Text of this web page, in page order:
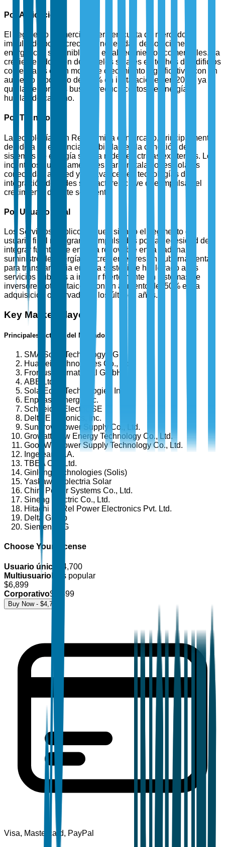
Por Aplicación
El segmento Comercial lidera en cuota de mercado,
impulsado por la creciente necesidad de soluciones
energéticas sostenibles en establecimientos comerciales. La
creciente adopción de paneles solares en techos de edificios
comerciales es un motor de crecimiento significativo, con un
aumento reportado del 35% en instalaciones en 2024, ya
que las empresas buscan reducir costos de energía y
huellas de carbono.
Por Tecnología
La tecnología Con Red domina el mercado, principalmente
debido a su eficiencia y fiabilidad en la conexión de
sistemas de energía solar a redes eléctricas existentes. Los
incentivos gubernamentales para instalaciones solares
conectadas a la red y los avances en tecnologías de
integración de redes son factores clave que impulsan el
crecimiento de este segmento.
Por Usuario Final
Los Servicios Públicos siguen siendo el segmento de
usuario final más grande, impulsados por la necesidad de
integrar fuentes de energía renovable en la cadena de
suministro de energía. La creciente presión gubernamental
para transitar hacia energía sostenible ha llevado a los
servicios públicos a invertir fuertemente en sistemas de
inversores fotovoltaicos, con un aumento del 50% en la
adquisición observado en los últimos años.
Key Market Players
Principales Actores del Mercado
SMA Solar Technology AG
Huawei Technologies Co., Ltd.
Fronius International GmbH
ABB Ltd.
SolarEdge Technologies Inc.
Enphase Energy Inc.
Schneider Electric SE
Delta Electronics, Inc.
Sungrow Power Supply Co., Ltd.
Growatt New Energy Technology Co., Ltd.
GoodWe Power Supply Technology Co., Ltd.
Ingeteam S.A.
TBEA Co., Ltd.
Ginlong Technologies (Solis)
Yaskawa Solectria Solar
Chint Power Systems Co., Ltd.
Sineng Electric Co., Ltd.
Hitachi Hi-Rel Power Electronics Pvt. Ltd.
Delta Group
Siemens AG
Choose Your License
Usuario único
4,700
Multiusuario Más popular
$6,899
Corporativo$ 8,499
Buy Now - $4,700
Visa, Mastercard, PayPal